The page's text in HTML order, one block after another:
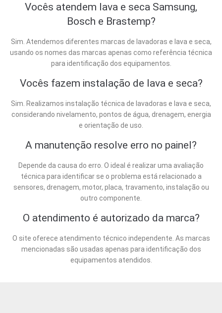
Vocês atendem lava e seca Samsung,
Bosch e Brastemp?
Sim. Atendemos diferentes marcas de lavadoras e lava e seca,
usando os nomes das marcas apenas como referência técnica
para identificação dos equipamentos.
Vocês fazem instalação de lava e seca?
Sim. Realizamos instalação técnica de lavadoras e lava e seca,
considerando nivelamento, pontos de água, drenagem, energia
e orientação de uso.
A manutenção resolve erro no painel?
Depende da causa do erro. O ideal é realizar uma avaliação
técnica para identificar se o problema está relacionado a
sensores, drenagem, motor, placa, travamento, instalação ou
outro componente.
O atendimento é autorizado da marca?
O site oferece atendimento técnico independente. As marcas
mencionadas são usadas apenas para identificação dos
equipamentos atendidos.